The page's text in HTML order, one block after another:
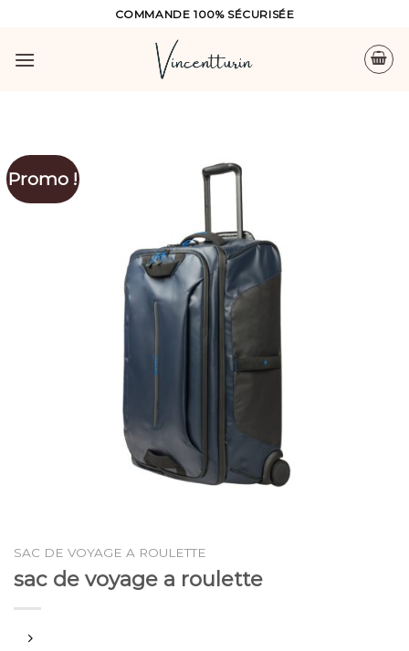
content
COMMANDE 100% SÉCURISÉE
Promo !
SAC DE VOYAGE A ROULETTE
sac de voyage a roulette